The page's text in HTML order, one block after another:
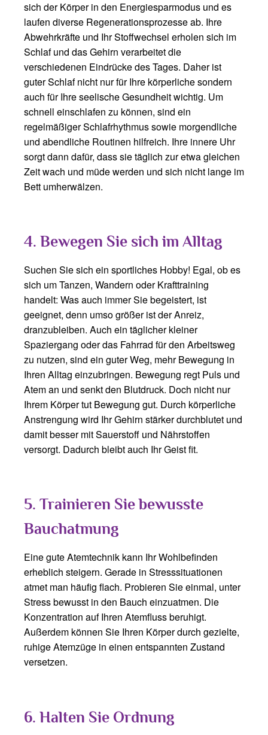
sich der Körper in den Energiesparmodus und es
laufen diverse Regenerationsprozesse ab. Ihre
Abwehrkräfte und Ihr Stoffwechsel erholen sich im
Schlaf und das Gehirn verarbeitet die
verschiedenen Eindrücke des Tages. Daher ist
guter Schlaf nicht nur für Ihre körperliche sondern
auch für Ihre seelische Gesundheit wichtig. Um
schnell einschlafen zu können, sind ein
regelmäßiger Schlafrhythmus sowie morgendliche
und abendliche Routinen hilfreich. Ihre innere Uhr
sorgt dann dafür, dass sie täglich zur etwa gleichen
Zeit wach und müde werden und sich nicht lange im
Bett umherwälzen.
4. Bewegen Sie sich im Alltag
Suchen Sie sich ein sportliches Hobby! Egal, ob es
sich um Tanzen, Wandern oder Krafttraining
handelt: Was auch immer Sie begeistert, ist
geeignet, denn umso größer ist der Anreiz,
dranzubleiben. Auch ein täglicher kleiner
Spaziergang oder das Fahrrad für den Arbeitsweg
zu nutzen, sind ein guter Weg, mehr Bewegung in
Ihren Alltag einzubringen. Bewegung regt Puls und
Atem an und senkt den Blutdruck. Doch nicht nur
Ihrem Körper tut Bewegung gut. Durch körperliche
Anstrengung wird Ihr Gehirn stärker durchblutet und
damit besser mit Sauerstoff und Nährstoffen
versorgt. Dadurch bleibt auch Ihr Geist fit.
5. Trainieren Sie bewusste
Bauchatmung
Eine gute Atemtechnik kann Ihr Wohlbefinden
erheblich steigern. Gerade in Stresssituationen
atmet man häufig flach. Probieren Sie einmal, unter
Stress bewusst in den Bauch einzuatmen. Die
Konzentration auf Ihren Atemfluss beruhigt.
Außerdem können Sie Ihren Körper durch gezielte,
ruhige Atemzüge in einen entspannten Zustand
versetzen.
6. Halten Sie Ordnung